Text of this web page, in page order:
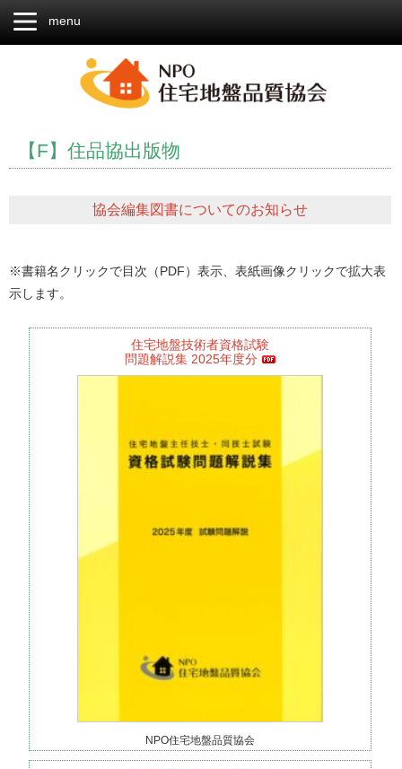
menu
【F】住品協出版物
協会編集図書についてのお知らせ
※書籍名クリックで目次（PDF）表示、表紙画像クリックで拡大表
示します。
住宅地盤技術者資格試験
問題解説集 2025年度分
NPO住宅地盤品質協会